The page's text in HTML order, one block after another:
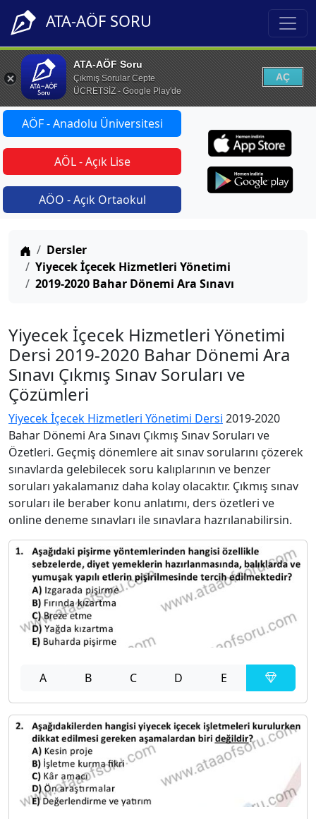
ATA-AÖF SORU
ATA-AÖF Soru
Çıkmış Sorular Cepte
ÜCRETSİZ - Google Play'de
AÇ
AÖF - Anadolu Üniversitesi
AÖL - Açık Lise
AÖO - Açık Ortaokul
Anasayfa
Dersler
Yiyecek İçecek Hizmetleri Yönetimi
2019-2020 Bahar Dönemi Ara Sınavı
Yiyecek İçecek Hizmetleri Yönetimi
Dersi 2019-2020 Bahar Dönemi Ara
Sınavı Çıkmış Sınav Soruları ve
Çözümleri
Yiyecek İçecek Hizmetleri Yönetimi Dersi 2019-2020
Bahar Dönemi Ara Sınavı Çıkmış Sınav Soruları ve
Özetleri. Geçmiş dönemlere ait sınav sorularını çözerek
sınavlarda gelebilecek soru kalıplarının ve benzer
soruları yakalamanız daha kolay olacaktır. Çıkmış sınav
soruları ile beraber konu anlatımı, ders özetleri ve
online deneme sınavları ile sınavlara hazrılanabilirsin.
A B C D E